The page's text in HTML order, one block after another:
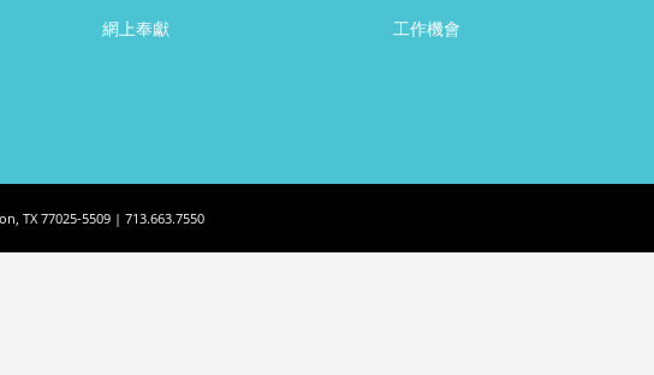
網上奉獻 工作機會
TX 77025-5509 | 713.663.7550